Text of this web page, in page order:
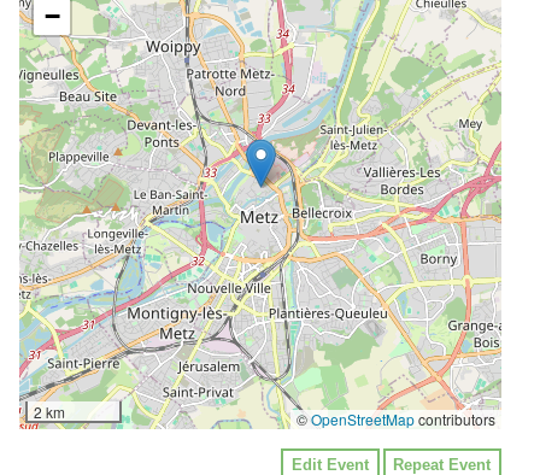
−
2 km ©OpenStreetMapcontributors
Edit Event Repeat Event